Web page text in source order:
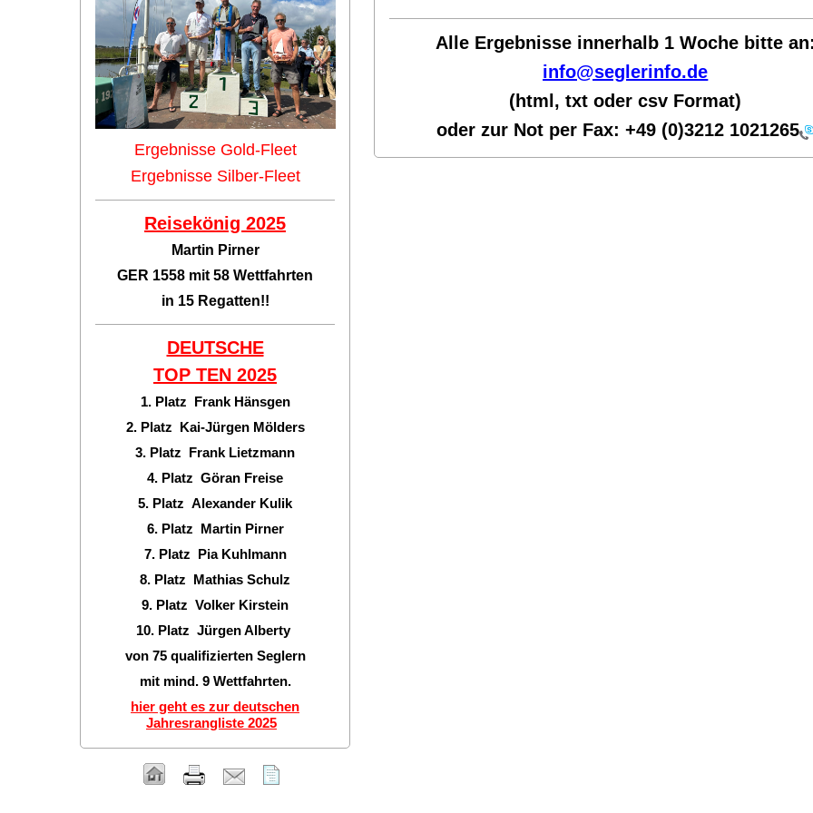
Alle Ergebnisse innerhalb 1 Woche bitte
info@seglerinfo.de
(html, txt oder csv Format)
oder zur Not per Fax:+49 (0)3212 1021265
Ergebnisse Gold-Fleet
Ergebnisse Silber-Fleet
Reisekönig 2025
Martin Pirner
GER 1558 mit 58 Wettfahrten
in 15 Regatten!!
DEUTSCHE
TOP TEN 2025
1. Platz Frank Hänsgen
2. Platz Kai-Jürgen Mölders
3. Platz Frank Lietzmann
4. Platz Göran Freise
5. Platz Alexander Kulik
6. Platz Martin Pirner
7. Platz Pia Kuhlmann
8. Platz Mathias Schulz
9. Platz Volker Kirstein
10. Platz Jürgen Alberty
von 75 qualifizierten Seglern
mit mind. 9 Wettfahrten.
hier geht es zur deutschen
Jahresrangliste 2025